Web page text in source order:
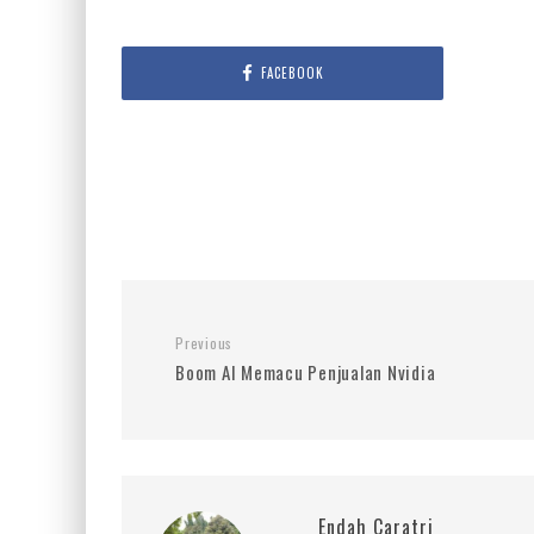
FACEBOOK
Previous
Boom AI Memacu Penjualan Nvidia
Endah Caratri